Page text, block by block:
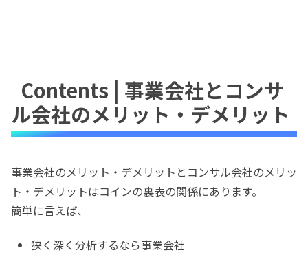
Contents | 事業会社とコンサ
ル会社のメリット・デメリット
事業会社のメリット・デメリットとコンサル会社のメリッ
ト・デメリットはコインの裏表の関係にあります。
簡単に言えば、
狭く深く分析するなら事業会社